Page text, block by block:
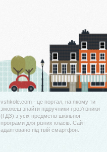
vshkole.com - це портал, на якому ти
зможеш знайти підручники і роз'язники
(ГДЗ) з усіх предметів шкільної
програми для різних класів. Сайт
адаптовано під твій смартфон.